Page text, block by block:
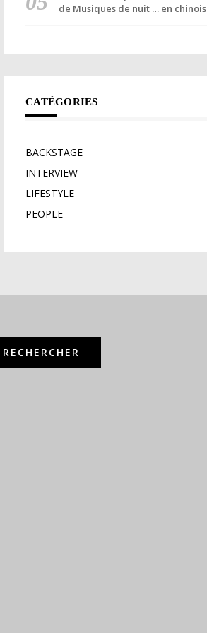
de Musiques de nuit … en chinois
CATÉGORIES
BACKSTAGE
INTERVIEW
LIFESTYLE
PEOPLE